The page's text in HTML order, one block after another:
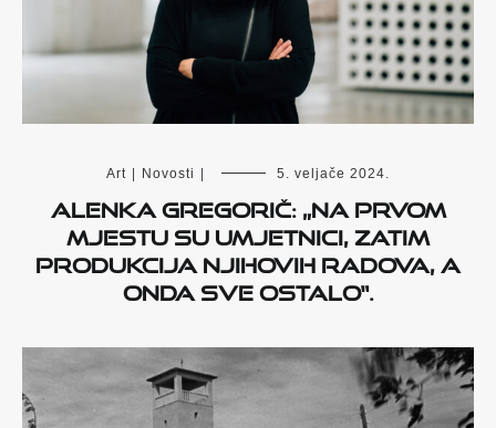
Art Novosti 5. veljače 2024.
Alenka Gregorič: „Na prvom
mjestu su umjetnici, zatim
produkcija njihovih radova, a
onda sve ostalo“.